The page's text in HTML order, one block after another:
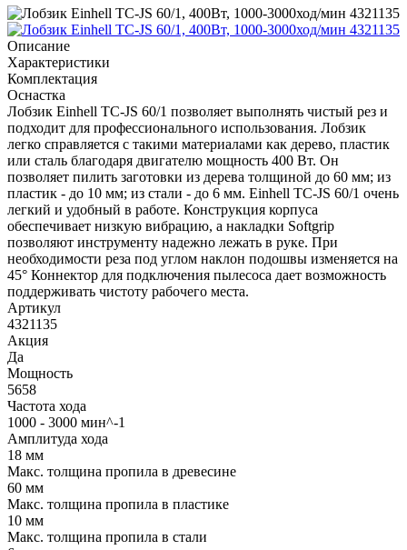
Описание
Характеристики
Комплектация
Оснастка
Лобзик Einhell TC-JS 60/1 позволяет выполнять чистый рез и
подходит для профессионального использования. Лобзик
легко справляется с такими материалами как дерево, пластик
или сталь благодаря двигателю мощность 400 Вт. Он
позволяет пилить заготовки из дерева толщиной до 60 мм; из
пластик - до 10 мм; из стали - до 6 мм. Einhell TC-JS 60/1 очень
легкий и удобный в работе. Конструкция корпуса
обеспечивает низкую вибрацию, а накладки Softgrip
позволяют инструменту надежно лежать в руке. При
необходимости реза под углом наклон подошвы изменяется на
45° Коннектор для подключения пылесоса дает возможность
поддерживать чистоту рабочего места.
Артикул
4321135
Акция
Да
Мощность
5658
Частота хода
1000 - 3000 мин^-1
Амплитуда хода
18 мм
Макс. толщина пропила в древесине
60 мм
Макс. толщина пропила в пластике
10 мм
Макс. толщина пропила в стали